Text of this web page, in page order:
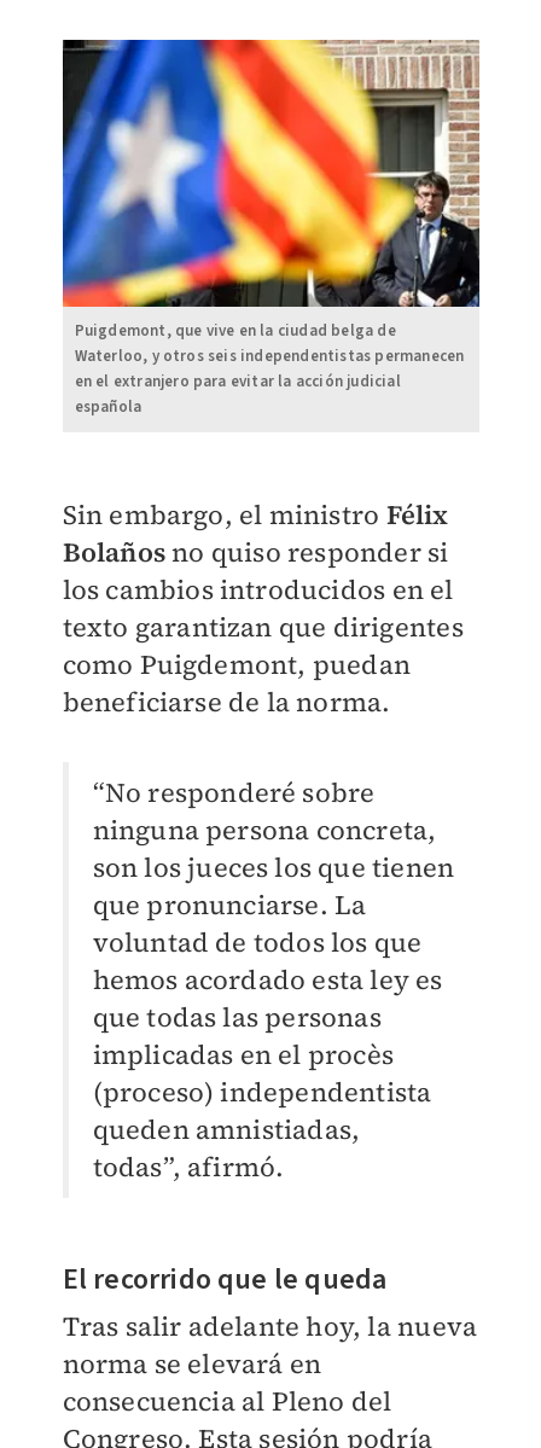
Puigdemont, que vive en la ciudad belga de
Waterloo, y otros seis independentistas permanecen
en el extranjero para evitar la acción judicial
española
Sin embargo, el ministro Félix
Bolañosno quiso responder si
los cambios introducidos en el
texto garantizan que dirigentes
como Puigdemont, puedan
beneficiarse de la norma.
“No responderé sobre
ninguna persona concreta,
son los jueces los que tienen
que pronunciarse. La
voluntad de todos los que
hemos acordado esta ley es
que todas las personas
implicadas en el procès
(proceso) independentista
queden amnistiadas,
todas”, afirmó.
El recorrido que le queda
Tras salir adelante hoy, la nueva
norma se elevará en
consecuencia al Pleno del
Congreso. Esta sesión podría